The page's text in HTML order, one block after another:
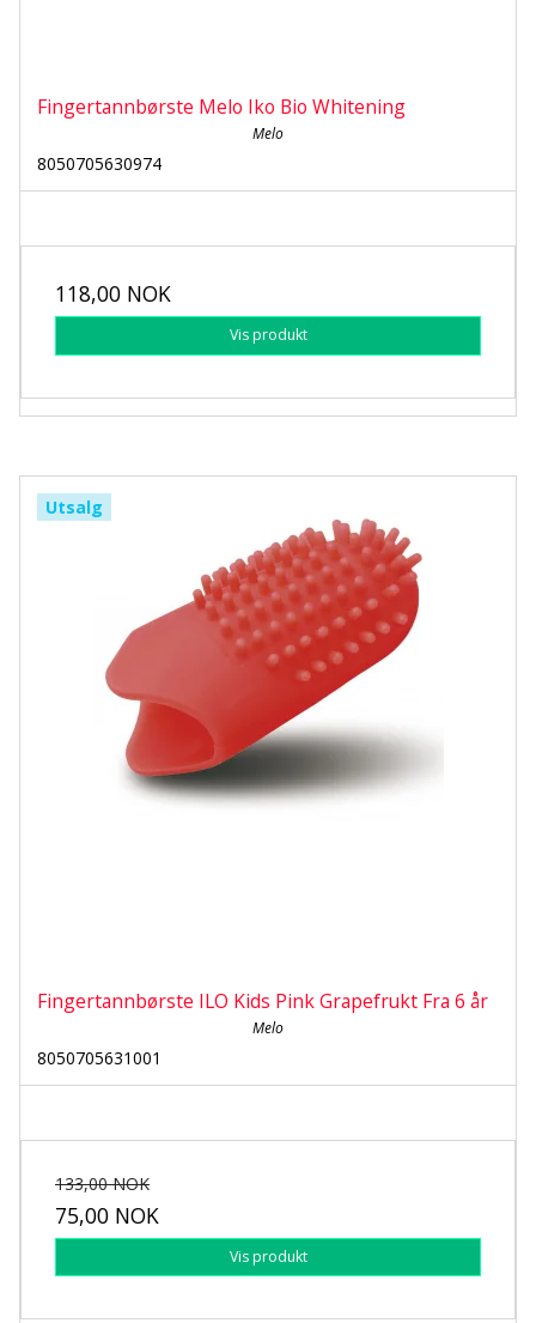
Fingertannbørste Melo Iko Bio Whitening
Melo
8050705630974
118,00 NOK
Vis produkt
Utsalg
Fingertannbørste ILO Kids Pink Grapefrukt Fra 6 år
Melo
8050705631001
133,00 NOK
75,00 NOK
Vis produkt